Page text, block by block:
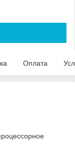
Оплата